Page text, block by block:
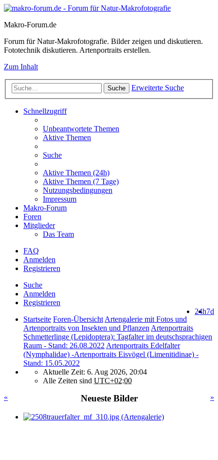
Makro-Forum.de
Forum für Natur-Makrofotografie. Bilder zeigen und diskutieren.
Fototechnik diskutieren. Artenportraits erstellen.
Zum Inhalt
Suche Erweiterte Suche
Schnellzugriff
Unbeantwortete Themen
Aktive Themen
Suche
Aktive Themen (24h)
Aktive Themen (7 Tage)
Nutzungsbedingungen
Impressum
Makro-Forum
Foren
Mitglieder
Das Team
FAQ
Anmelden
Registrieren
Suche
Anmelden
Registrieren
7d
24h
Startseite Foren-Übersicht Artengalerie mit Fotos und
Artenportraits von Insekten und Pflanzen Artenportraits
Schmetterlinge (Lepidoptera): Tagfalter im deutschsprachigen
Raum - Stand: 26.08.2022 Artenportraits Edelfalter
(Nymphalidae) -Artenportraits Eisvögel (Limenitidinae) -
Stand: 15.05.2022
Aktuelle Zeit: 6. Aug 2026, 20:04
Alle Zeiten sind UTC+02:00
«
»
Neueste Bilder